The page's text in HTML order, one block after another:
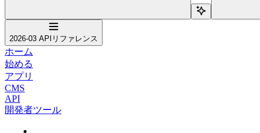
Navigation
2026-03 APIリファレンス
ホーム
始める
アプリ
CMS
API
開発者ツール